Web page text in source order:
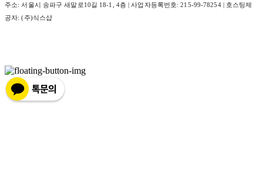
주소: 서울시 송파구 새말로10길 18-1, 4층 | 사업자등록번호:215-99-78254| 호스팅제
공자: (주)식스샵